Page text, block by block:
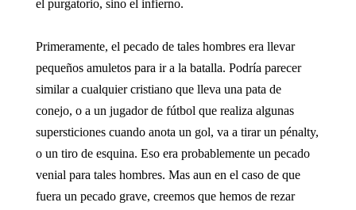
el purgatorio, sino el infierno.
Primeramente, el pecado de tales hombres era llevar
pequeños amuletos para ir a la batalla. Podría parecer
similar a cualquier cristiano que lleva una pata de
conejo, o a un jugador de fútbol que realiza algunas
supersticiones cuando anota un gol, va a tirar un pénalty,
o un tiro de esquina. Eso era probablemente un pecado
venial para tales hombres. Mas aun en el caso de que
fuera un pecado grave, creemos que hemos de rezar